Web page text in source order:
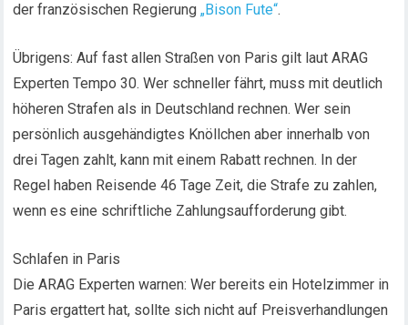
der französischen Regierung„Bison Fute“.
Übrigens: Auf fast allen Straßen von Paris gilt laut ARAG
Experten Tempo 30. Wer schneller fährt, muss mit deutlich
höheren Strafen als in Deutschland rechnen. Wer sein
persönlich ausgehändigtes Knöllchen aber innerhalb von
drei Tagen zahlt, kann mit einem Rabatt rechnen. In der
Regel haben Reisende 46 Tage Zeit, die Strafe zu zahlen,
wenn es eine schriftliche Zahlungsaufforderung gibt.
Schlafen in Paris
Die ARAG Experten warnen: Wer bereits ein Hotelzimmer in
Paris ergattert hat, sollte sich nicht auf Preisverhandlungen